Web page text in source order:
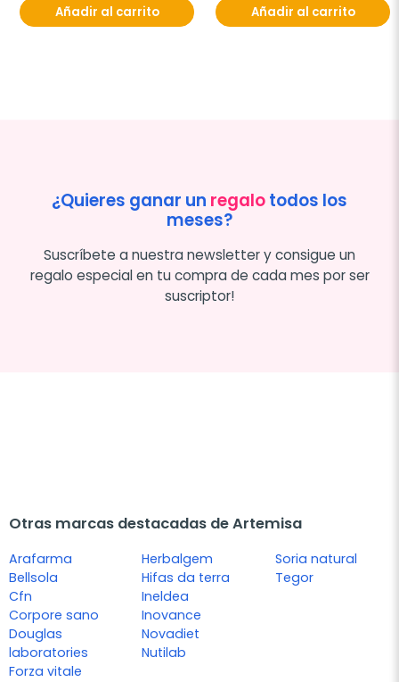
Añadir al carrito Añadir al carrito
¿Quieres ganar un regalotodos los
meses?
Suscríbete a nuestra newsletter y consigue un
regalo especial en tu compra de cada mes por ser
suscriptor!
Otras marcas destacadas de Artemisa
Arafarma
Bellsola
Cfn
Corpore sano
Douglas
laboratories
Forza vitale
Herbalgem
Hifas da terra
Ineldea
Inovance
Novadiet
Nutilab
Soria natural
Tegor